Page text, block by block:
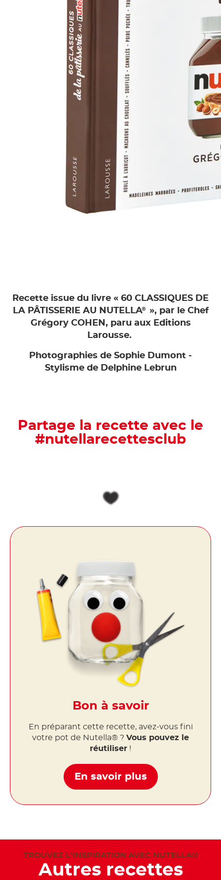
Recette issue du livre « 60 CLASSIQUES DE
LA PÂTISSERIE AU NUTELLA®
», par le Chef
Grégory COHEN, paru aux Editions
Larousse.
Photographies de Sophie Dumont -
Stylisme de Delphine Lebrun
Partage la recette avec le
#nutellarecettesclub
Bon à savoir
En préparant cette recette, avez-vous fini
votre pot de Nutella® ? Vous pouvez le
réutiliser !
En savoir plus
TROUVEZ L'INSPIRATION AVEC NUTELLA®
Autres recettes